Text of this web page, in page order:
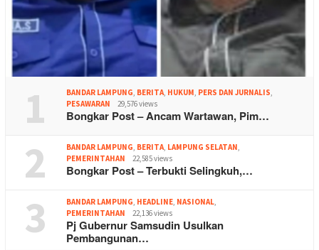
1 BANDAR LAMPUNG, BERITA, HUKUM, PERS DAN JURNALIS,
PESAWARAN
29,576 views
Bongkar Post – Ancam Wartawan, Pim…
2 BANDAR LAMPUNG, BERITA, LAMPUNG SELATAN,
PEMERINTAHAN
22,585 views
Bongkar Post – Terbukti Selingkuh,…
3 BANDAR LAMPUNG, HEADLINE, NASIONAL,
PEMERINTAHAN
22,136 views
Pj Gubernur Samsudin Usulkan
Pembangunan…